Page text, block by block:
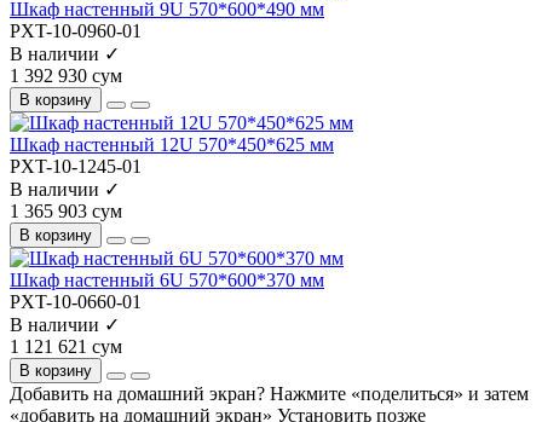
Шкаф настенный 9U 570*600*490 мм
PXT-10-0960-01
В наличии ✓
1 392 930 сум
В корзину
Шкаф настенный 12U 570*450*625 мм
PXT-10-1245-01
В наличии ✓
1 365 903 сум
В корзину
Шкаф настенный 6U 570*600*370 мм
PXT-10-0660-01
В наличии ✓
1 121 621 сум
В корзину
Добавить на домашний экран? Нажмите «поделиться» и затем
«добавить на домашний экран» Установить позже